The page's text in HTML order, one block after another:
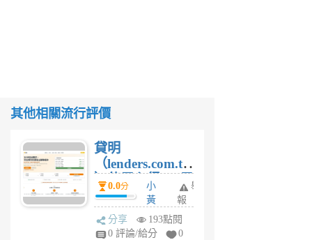
其他相關流行評價
貸明
（lenders.com.tw
）使用心得 — 民
間貸款比較平台
體驗
0.0分
小
黃
蜂
1
舉
報
分享
193點閱
0 評論/給分
0